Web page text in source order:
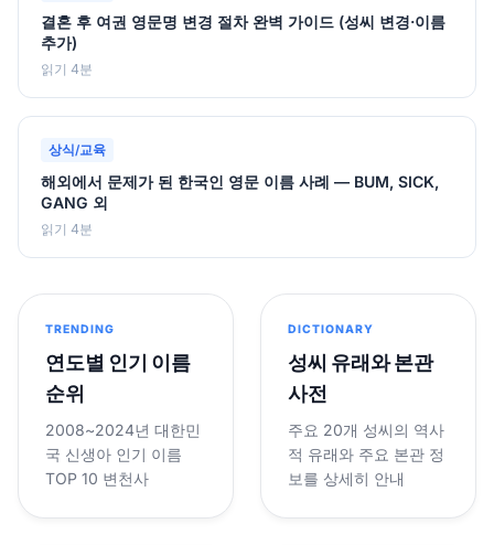
결혼 후 여권 영문명 변경 절차 완벽 가이드 (성씨 변경·이름
추가)
읽기 4분
상식/교육
해외에서 문제가 된 한국인 영문 이름 사례 — BUM, SICK,
GANG 외
읽기 4분
TRENDING
연도별 인기 이름
순위
2008~2024년 대한민
국 신생아 인기 이름
TOP 10 변천사
DICTIONARY
성씨 유래와 본관
사전
주요 20개 성씨의 역사
적 유래와 주요 본관 정
보를 상세히 안내